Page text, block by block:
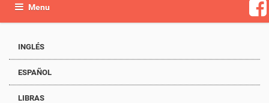
Mostrar/Ocultar navegación
INGLÉS
ESPAÑOL
LIBRAS